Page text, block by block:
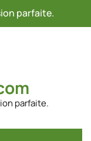
parfaite.
parfaite.